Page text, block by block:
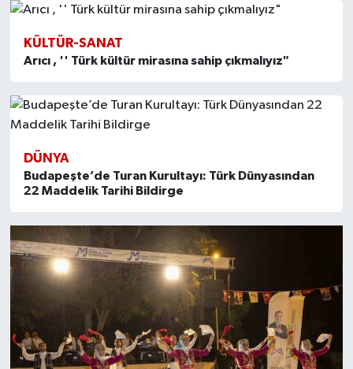
KÜLTÜR-SANAT
Arıcı , '' Türk kültür mirasına sahip çıkmalıyız"
DÜNYA
Budapeşte’de Turan Kurultayı: Türk Dünyasından
22 Maddelik Tarihi Bildirge